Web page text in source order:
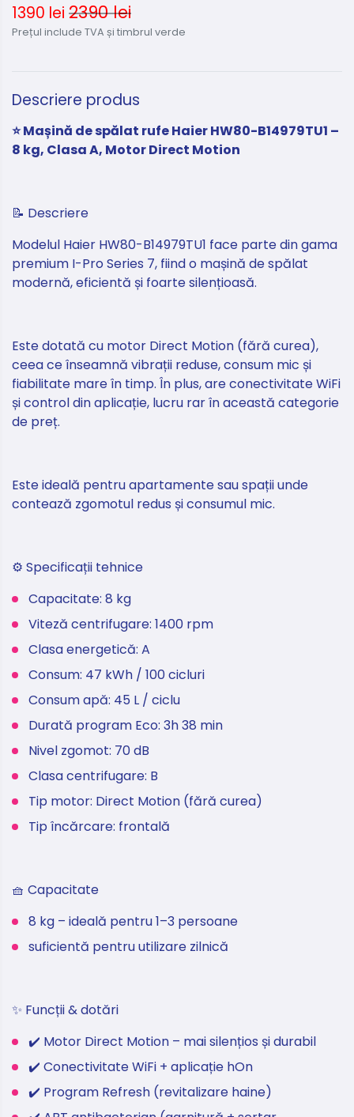
1390 lei 2390 lei
Prețul include TVA și timbrul verde
Descriere produs
⭐️ Mașină de spălat rufe Haier HW80-B14979TU1 –
8 kg, Clasa A, Motor Direct Motion
📝 Descriere
Modelul Haier HW80-B14979TU1 face parte din gama
premium I-Pro Series 7, fiind o mașină de spălat
modernă, eficientă și foarte silențioasă.
Este dotată cu motor Direct Motion (fără curea),
ceea ce înseamnă vibrații reduse, consum mic și
fiabilitate mare în timp. În plus, are conectivitate WiFi
și control din aplicație, lucru rar în această categorie
de preț.
Este ideală pentru apartamente sau spații unde
contează zgomotul redus și consumul mic.
⚙️ Specificații tehnice
Capacitate: 8 kg
Viteză centrifugare: 1400 rpm
Clasa energetică: A
Consum: 47 kWh / 100 cicluri
Consum apă: 45 L / ciclu
Durată program Eco: 3h 38 min
Nivel zgomot: 70 dB
Clasa centrifugare: B
Tip motor: Direct Motion (fără curea)
Tip încărcare: frontală
🧺 Capacitate
8 kg – ideală pentru 1–3 persoane
suficientă pentru utilizare zilnică
✨ Funcții & dotări
✔️ Motor Direct Motion – mai silențios și durabil
✔️ Conectivitate WiFi + aplicație hOn
✔️ Program Refresh (revitalizare haine)